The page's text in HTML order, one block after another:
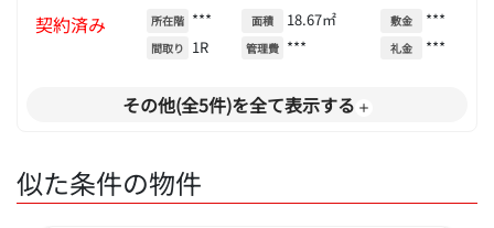
契約済み 所在階 ***
間取り 1R
面積 18.67㎡
管理費 ***
敷金 ***
礼金 ***
その他(全5件)を全て表示する
似た条件の物件